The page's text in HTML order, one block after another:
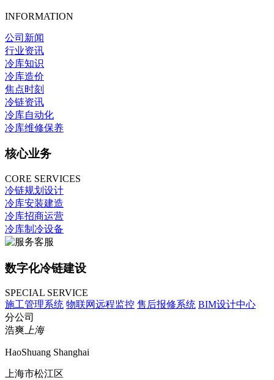
INFORMATION
公司新闻
行业资讯
冷库知识
冷库造价
焦点时刻
冷链资讯
冷库自动化
冷库维修保养
核心业务
CORE SERVICES
冷链规划设计
冷库安装建造
冷库招商运营
冷库制冷设备
数字化冷链建设
SPECIAL SERVICE
施工管理系统 物联网远程监控 售后报修系统 BIM设计中心
分公司
浩爽上海
HaoShuang Shanghai
上海市松江区